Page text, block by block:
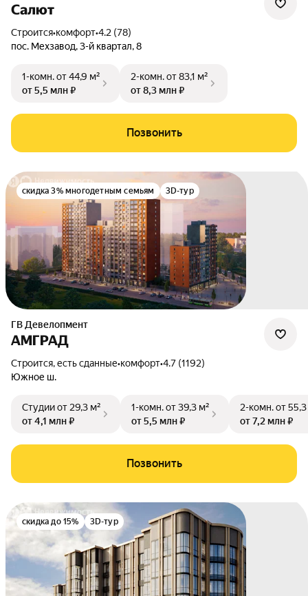
Салют
Строится•комфорт•4.2 (78)
пос. Мехзавод,3-й квартал,8
1-комн.от 44,9 м²
от 5,5 млн ₽
2-комн.от 83,1 м²
от 8,3 млн ₽
Позвонить
скидка 3% многодетным семьям 3D-тур
ГВ Девелопмент
АМГРАД
Строится, есть сданные•комфорт•4.7 (1192)
Южное ш.
Студииот 29,3 м²
от 4,1 млн ₽
1-комн.от 39,3 м²
от 5,5 млн ₽
2-комн.от
от 7,2 млн ₽
Позвонить
скидка до 15% 3D-тур